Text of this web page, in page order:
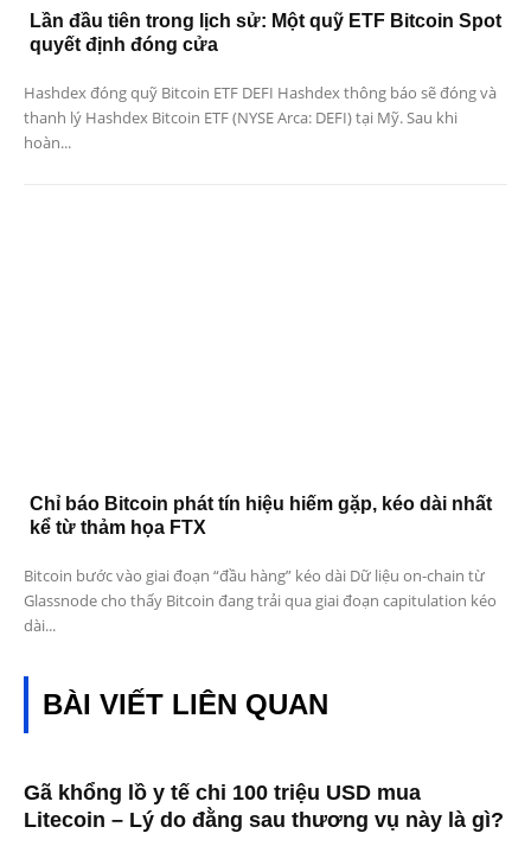
Lần đầu tiên trong lịch sử: Một quỹ ETF Bitcoin Spot
quyết định đóng cửa
Hashdex đóng quỹ Bitcoin ETF DEFI Hashdex thông báo sẽ đóng và
thanh lý Hashdex Bitcoin ETF (NYSE Arca: DEFI) tại Mỹ. Sau khi
hoàn...
Chỉ báo Bitcoin phát tín hiệu hiếm gặp, kéo dài nhất
kể từ thảm họa FTX
Bitcoin bước vào giai đoạn “đầu hàng” kéo dài Dữ liệu on-chain từ
Glassnode cho thấy Bitcoin đang trải qua giai đoạn capitulation kéo
dài...
BÀI VIẾT LIÊN QUAN
Gã khổng lồ y tế chi 100 triệu USD mua
Litecoin – Lý do đằng sau thương vụ này là gì?